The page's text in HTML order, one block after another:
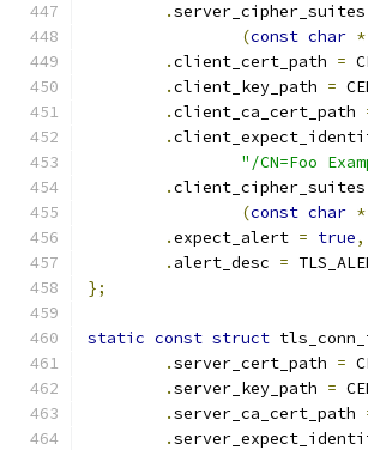
.server_cipher_suites
(const char
.client_cert_path =
.client_key_path =
.client_ca_cert_path
.
"/CN=Foo
.client_cipher_suites
(const char
.expect_alert = true,
. alert_desc =
};
static const struct
.server_cert_path =
.server_key_path =
.server_ca_cert_path
.